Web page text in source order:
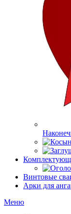
Винтовые
Арки для
Меню